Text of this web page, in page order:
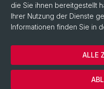
© Universität Basel
Philosophisch-Historische
Home
Datenschutzerklärung
die Sie ihnen bereitgestellt
Ihrer Nutzung der Dienste
Informationen finden Sie in
ALLE